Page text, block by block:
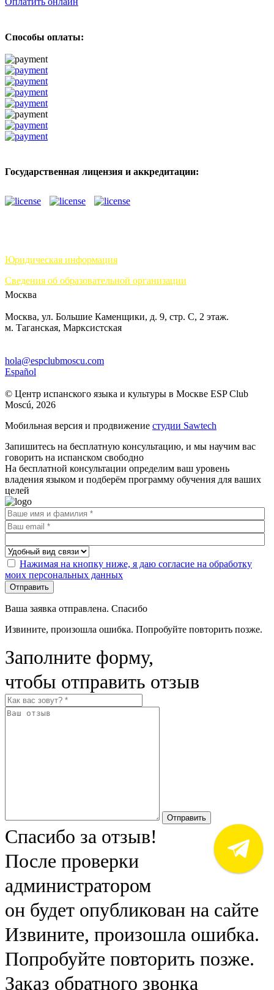
Способы оплаты:
Государственная лицензия и аккредитации:
Юридическая информация
Сведения об образовательной организации
Москва
Москва, ул. Большие Каменщики, д. 9, стр. С, 2 этаж.
м. Таганская, Марксистская
hola@espclubmoscu.com
Español
© Центр испанского языка и культуры в Москве ESP Club
Moscú, 2026
Мобильная версия и продвижение студии Sawtech
Запишитесь на бесплатную консультацию, и мы научим вас
говорить на испанском свободно
На бесплатной консультации определим ваш уровень
владения языком и подберём программу обучения для ваших
целей
Нажимая на кнопку ниже, я даю согласие на обработку
моих персональных данных
Отправить
Ваша заявка отправлена. Спасибо
Извините, произошла ошибка. Попробуйте повторить позже.
Заполните форму,
чтобы отправить отзыв
Отправить
Спасибо за отзыв!
После проверки
администратором
он будет опубликован на сайте
Извините, произошла ошибка.
Попробуйте повторить позже.
Заказ обратного звонка